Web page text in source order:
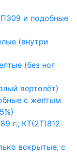
и подобные
(внутри
(без ног
вертолёт)
с желтым
г.; КТ(2Т)812
вскрытые, с